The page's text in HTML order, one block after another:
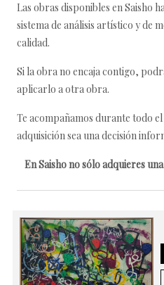
Las obras disponibles en Saisho
sistema de análisis artístico y de
calidad.
Si la obra no encaja contigo,
aplicarlo a otra obra.
Te acompañamos durante todo
adquisición sea una decisión
En Saisho no sólo adquieres